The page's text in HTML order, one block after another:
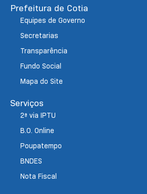
Prefeitura de Cotia
Equipes de Governo
Secretarias
Transparência
Fundo Social
Mapa do Site
Serviços
2ª via IPTU
B.O. Online
Poupatempo
BNDES
Nota Fiscal